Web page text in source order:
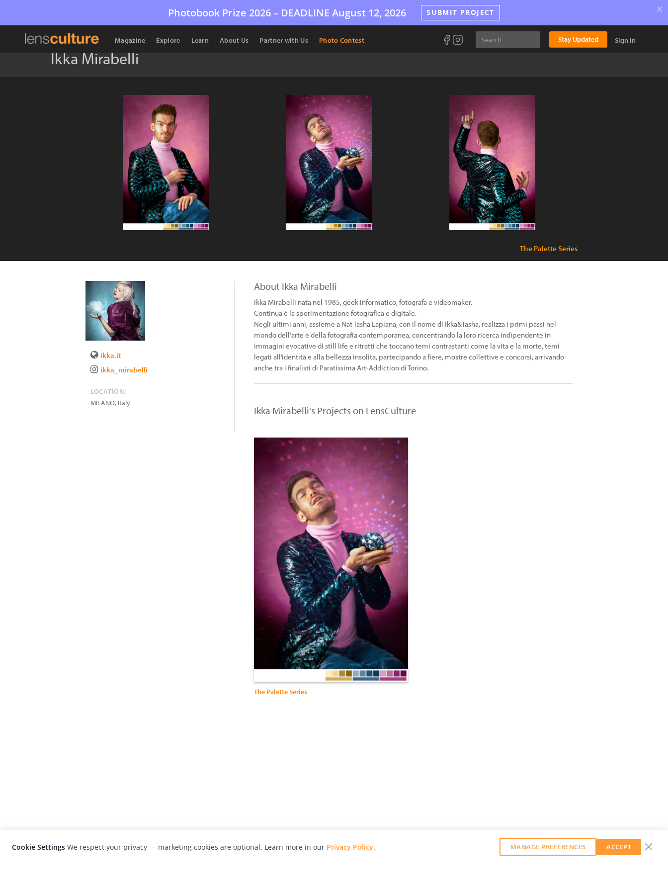
Photobook Prize 2026 – DEADLINE August 12, 2026 SUBMIT PROJECT ×
Magazine Explore Learn About Us Partner with Us Photo Contest Stay Updated Sign In
Ikka Mirabelli
The Palette Series
ikka.it
ikka_mirabelli
LOCATION:
MILANO, Italy
About Ikka Mirabelli
Ikka Mirabelli nata nel 1985, geek informatico, fotografa e videomaker.
Continua è la sperimentazione fotografica e digitale.
Negli ultimi anni, assieme a Nat Tasha Lapiana, con il nome di Ikka&Tasha, realizza i primi passi nel
mondo dell’arte e della fotografia contemporanea, concentrando la loro ricerca indipendente in
immagini evocative di still life e ritratti che toccano temi contrastanti come la vita e la morte, temi
legati all’identità e alla bellezza insolita, partecipando a fiere, mostre collettive e concorsi, arrivando
anche tra i finalisti di Paratissima Art-Addiction di Torino.
Ikka Mirabelli's Projects on LensCulture
The Palette Series
Cookie Settings We respect your privacy — marketing cookies are optional. Learn more in our Privacy Policy. MANAGE PREFERENCES ACCEPT